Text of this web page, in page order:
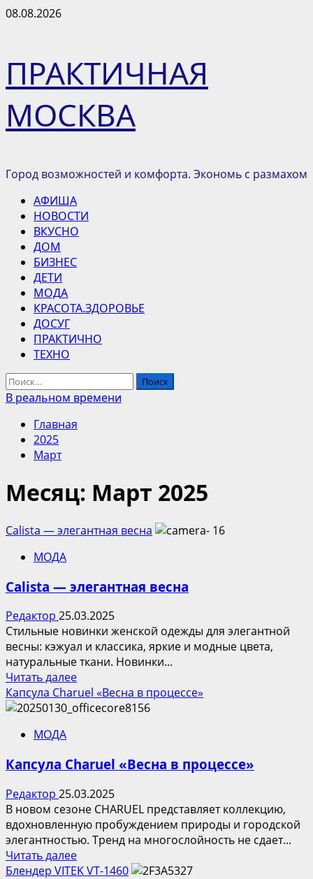
Перейти
08.08.2026
ПРАКТИЧНАЯ
МОСКВА
Город возможностей и комфорта. Экономь с размахом
Основное
меню
АФИША
НОВОСТИ
ВКУСНО
ДОМ
БИЗНЕС
ДЕТИ
МОДА
КРАСОТА.ЗДОРОВЬЕ
ДОСУГ
ПРАКТИЧНО
ТЕХНО
Найти:
В реальном времени
Главная
2025
Март
Месяц: Март 2025
Calista — элегантная весна
МОДА
Calista — элегантная весна
Редактор 25.03.2025
Стильные новинки женской одежды для элегантной
весны: кэжуал и классика, яркие и модные цвета,
натуральные ткани. Новинки...
Читать далееПрочитать
больше
о
весна
Капсула Charuel «Весна в процессе»
МОДА
Капсула Charuel «Весна в процессе»
Редактор 25.03.2025
В новом сезоне CHARUEL представляет коллекцию,
вдохновленную пробуждением природы и городской
элегантностью. Тренд на многослойность не сдает...
Читать далееПрочитать
больше
Блендер VITEK VT-1460